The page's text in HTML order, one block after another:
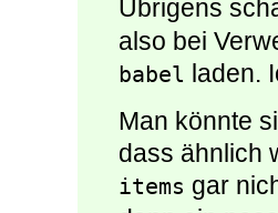
Übrigens
also bei
babel laden.
Man könnte
dass ähnlich
items gar